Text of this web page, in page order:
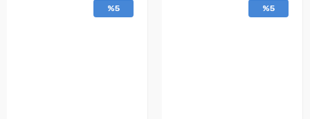
%5 %5